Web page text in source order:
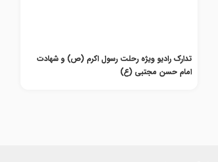
تدارک رادیو ویژه رحلت رسول اکرم (ص) و شهادت
امام حسن مجتبی (ع)